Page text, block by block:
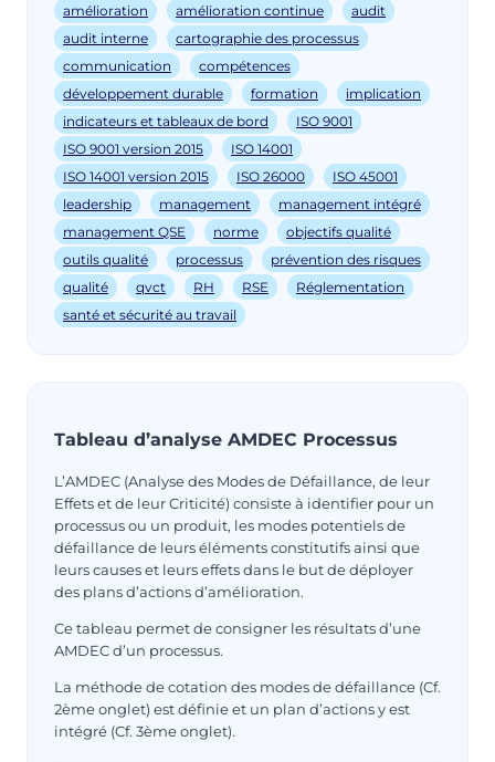
amélioration amélioration continue
audit
audit interne
cartographie des processus
communication
compétences
développement durable
formation
implication
indicateurs et tableaux de bord
ISO 9001
ISO 9001 version 2015
ISO 14001
ISO 14001 version 2015
ISO 26000
ISO 45001
leadership
management
management intégré
management QSE
norme
objectifs qualité
outils qualité
processus
prévention des risques
qualité
qvct RH RSE
Réglementation
santé et sécurité au travail
Tableau d’analyse AMDEC Processus
L’AMDEC (Analyse des Modes de Défaillance, de leur
Effets et de leur Criticité) consiste à identifier pour un
processus ou un produit, les modes potentiels de
défaillance de leurs éléments constitutifs ainsi que
leurs causes et leurs effets dans le but de déployer
des plans d’actions d’amélioration.
Ce tableau permet de consigner les résultats d’une
AMDEC d’un processus.
La méthode de cotation des modes de défaillance (Cf.
2ème onglet) est définie et un plan d’actions y est
intégré (Cf. 3ème onglet).